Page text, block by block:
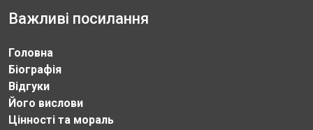
Важливі посилання
Головна
Біографія
Відгуки
Його вислови
Цінності та мораль